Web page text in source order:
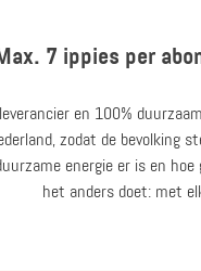
7 ippies per
en 100%
zodat de bevolking
energie er is en
het anders doet: met